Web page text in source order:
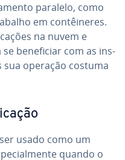
paralelo, como
em con­têi­ne­res.
na nuvem e
se be­ne­fi­ciar com as ins­
sua operação costuma
usado como um
quando o